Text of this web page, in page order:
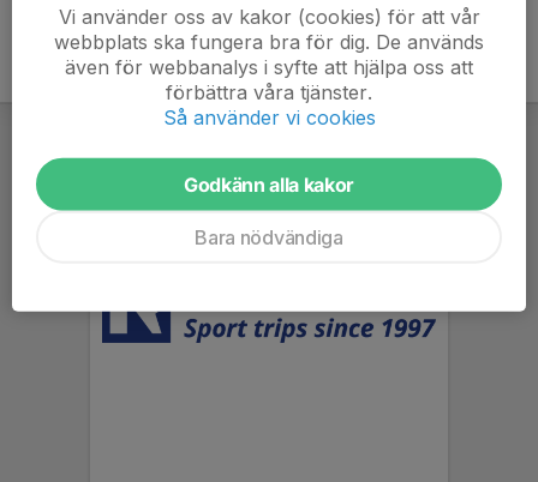
Vi använder oss av kakor (cookies) för att vår
webbplats ska fungera bra för dig. De används
även för webbanalys i syfte att hjälpa oss att
förbättra våra tjänster.
Så använder vi cookies
Godkänn alla kakor
Bara nödvändiga